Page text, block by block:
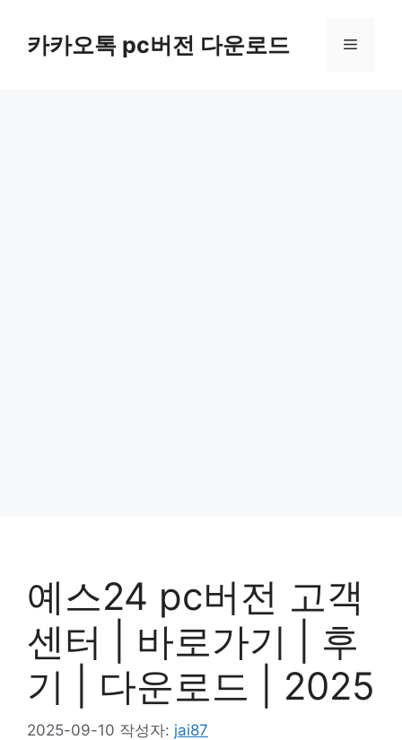
카카오톡 pc버전 다운로드 메
예스24 pc버전 고객
센터 | 바로가기 | 후
기 | 다운로드 | 2025
2025-09-10 작성자: jai87